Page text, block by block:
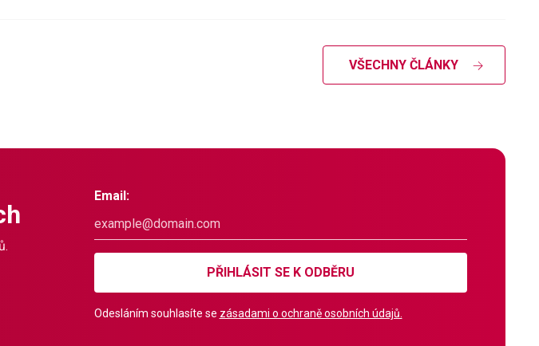
VŠECHNY ČLÁNKY
Email:
PŘIHLÁSIT SE K ODBĚRU
Odesláním souhlasíte se zásadami o ochraně osobních údajů.